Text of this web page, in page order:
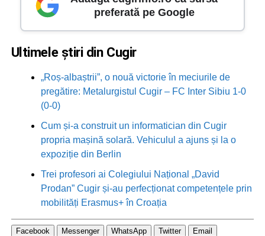
preferată pe Google
Ultimele știri din Cugir
„Roș-albaștrii”, o nouă victorie în meciurile de
pregătire: Metalurgistul Cugir – FC Inter Sibiu 1-0
(0-0)
Cum și-a construit un informatician din Cugir
propria mașină solară. Vehiculul a ajuns și la o
expoziție din Berlin
Trei profesori ai Colegiului Național „David
Prodan” Cugir și-au perfecționat competențele prin
mobilități Erasmus+ în Croația
Facebook Messenger WhatsApp Twitter Email